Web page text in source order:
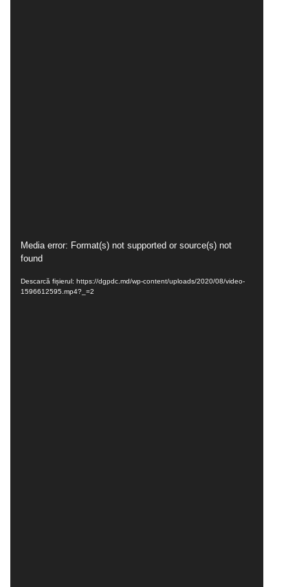
Player
video
Media error: Format(s) not supported or source(s) not
found
Descarcă fișierul: https://dgpdc.md/wp-content/uploads/2020/08/video-
1596612595.mp4?_=2